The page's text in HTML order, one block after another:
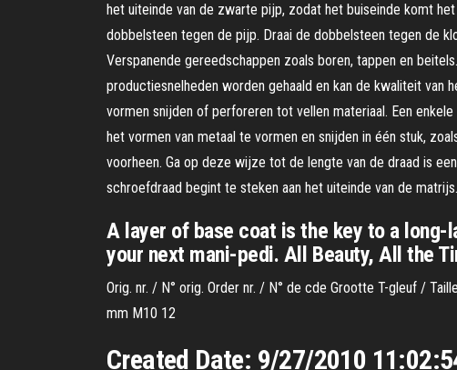
het uiteinde van de zwarte pijp, zodat het buiseinde komt
dobbelsteen tegen de pijp. Draai de dobbelsteen tegen de
Verspanende gereedschappen zoals boren, tappen en
productiesnelheden worden gehaald en kan de kwaliteit
vormen snijden of perforeren tot vellen materiaal. Een
het vormen van metaal te vormen en snijden in één stuk,
voorheen. Ga op deze wijze tot de lengte van de draad is
schroefdraad begint te steken aan het uiteinde van de matrijs.
A layer of base coat is the key to a long-
your next mani-pedi. All Beauty, All the
Orig. nr. / N° orig. Order nr. / N° de cde Grootte T-gleuf /
mm M10 12
Created Date: 9/27/2010